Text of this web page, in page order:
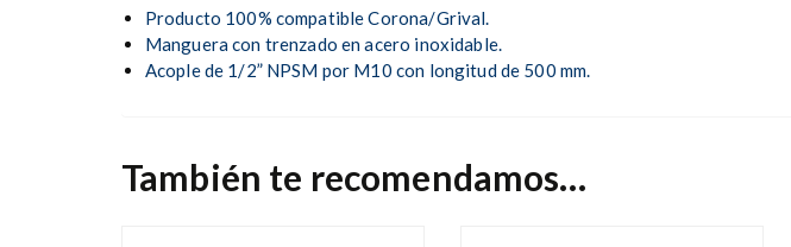
Producto 100% compatible Corona/Grival.
Manguera con trenzado en acero inoxidable.
Acople de 1/2” NPSM por M10 con longitud de 500 mm.
También te recomendamos…